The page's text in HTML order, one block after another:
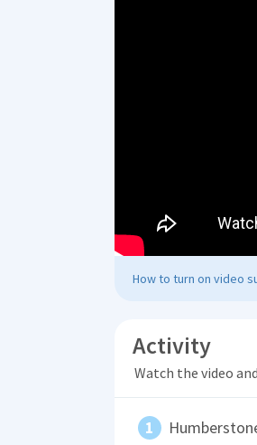
How to turn on video
Activity
Watch the video